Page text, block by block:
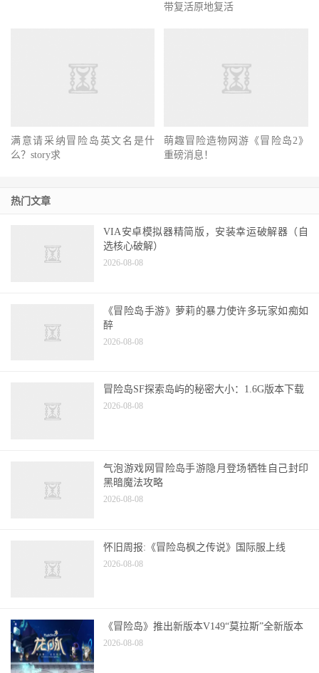
带复活原地复活
满意请采纳冒险岛英文名是什
么？story求
重磅消息！
热门文章
VIA安卓模拟器精简版，安装幸运破解器（自
选核心破解）
2026-08-08
《冒险岛手游》萝莉的暴力使许多玩家如痴如
醉
2026-08-08
冒险岛SF探索岛屿的秘密大小：1.6G版本下载
2026-08-08
气泡游戏网冒险岛手游隐月登场牺牲自己封印
黑暗魔法攻略
2026-08-08
怀旧周报:《冒险岛枫之传说》国际服上线
2026-08-08
《冒险岛》推出新版本V149“莫拉斯”全新版本
2026-08-08